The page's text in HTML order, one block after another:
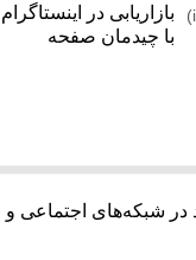
بازاریابی در اینستاگرام
با چیدمان صفحه
شبکه‌های اجتماعی و